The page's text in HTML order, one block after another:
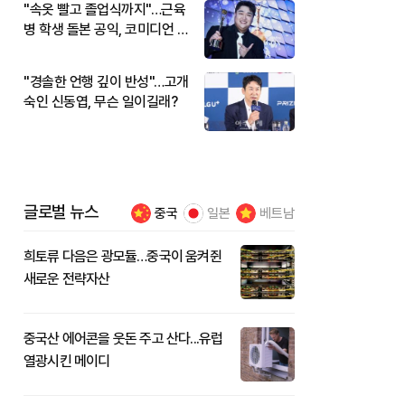
"속옷 빨고 졸업식까지"…근육
병 학생 돌본 공익, 코미디언 김
"경솔한 언행 깊이 반성"…고개
숙인 신동엽, 무슨 일이길래?
글로벌 뉴스 중국 일본 베트남
희토류 다음은 광모듈…중국이 움켜쥔
새로운 전략자산
중국산 에어콘을 웃돈 주고 산다...유럽
열광시킨 메이디